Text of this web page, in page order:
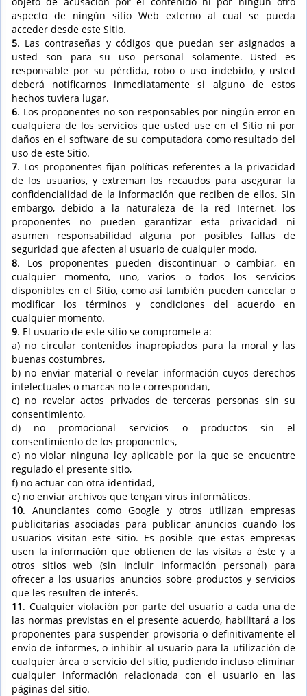
aspecto de ningún sitio Web externo al cual se pueda
acceder desde este Sitio.
5. Las contraseñas y códigos que puedan ser asignados a
usted son para su uso personal solamente. Usted es
responsable por su pérdida, robo o uso indebido, y usted
deberá notificarnos inmediatamente si alguno de estos
hechos tuviera lugar.
6. Los proponentes no son responsables por ningún error en
cualquiera de los servicios que usted use en el Sitio ni por
daños en el software de su computadora como resultado del
uso de este Sitio.
7. Los proponentes fijan políticas referentes a la privacidad
de los usuarios, y extreman los recaudos para asegurar la
confidencialidad de la información que reciben de ellos. Sin
embargo, debido a la naturaleza de la red Internet, los
proponentes no pueden garantizar esta privacidad ni
asumen responsabilidad alguna por posibles fallas de
seguridad que afecten al usuario de cualquier modo.
8. Los proponentes pueden discontinuar o cambiar, en
cualquier momento, uno, varios o todos los servicios
disponibles en el Sitio, como así también pueden cancelar o
modificar los términos y condiciones del acuerdo en
cualquier momento.
9. El usuario de este sitio se compromete a:
a) no circular contenidos inapropiados para la moral y las
buenas costumbres,
b) no enviar material o revelar información cuyos derechos
intelectuales o marcas no le correspondan,
c) no revelar actos privados de terceras personas sin su
consentimiento,
d) no promocional servicios o productos sin el
consentimiento de los proponentes,
e) no violar ninguna ley aplicable por la que se encuentre
regulado el presente sitio,
f) no actuar con otra identidad,
e) no enviar archivos que tengan virus informáticos.
10. Anunciantes como Google y otros utilizan empresas
publicitarias asociadas para publicar anuncios cuando los
usuarios visitan este sitio. Es posible que estas empresas
usen la información que obtienen de las visitas a éste y a
otros sitios web (sin incluir información personal) para
ofrecer a los usuarios anuncios sobre productos y servicios
que les resulten de interés.
11. Cualquier violación por parte del usuario a cada una de
las normas previstas en el presente acuerdo, habilitará a los
proponentes para suspender provisoria o definitivamente el
envío de informes, o inhibir al usuario para la utilización de
cualquier área o servicio del sitio, pudiendo incluso eliminar
cualquier información relacionada con el usuario en las
páginas del sitio.